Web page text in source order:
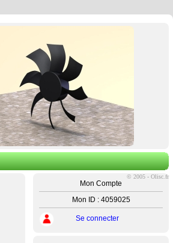
© 2005 - Olisc.fr
Mon Compte
Mon ID : 4059025
Se connecter